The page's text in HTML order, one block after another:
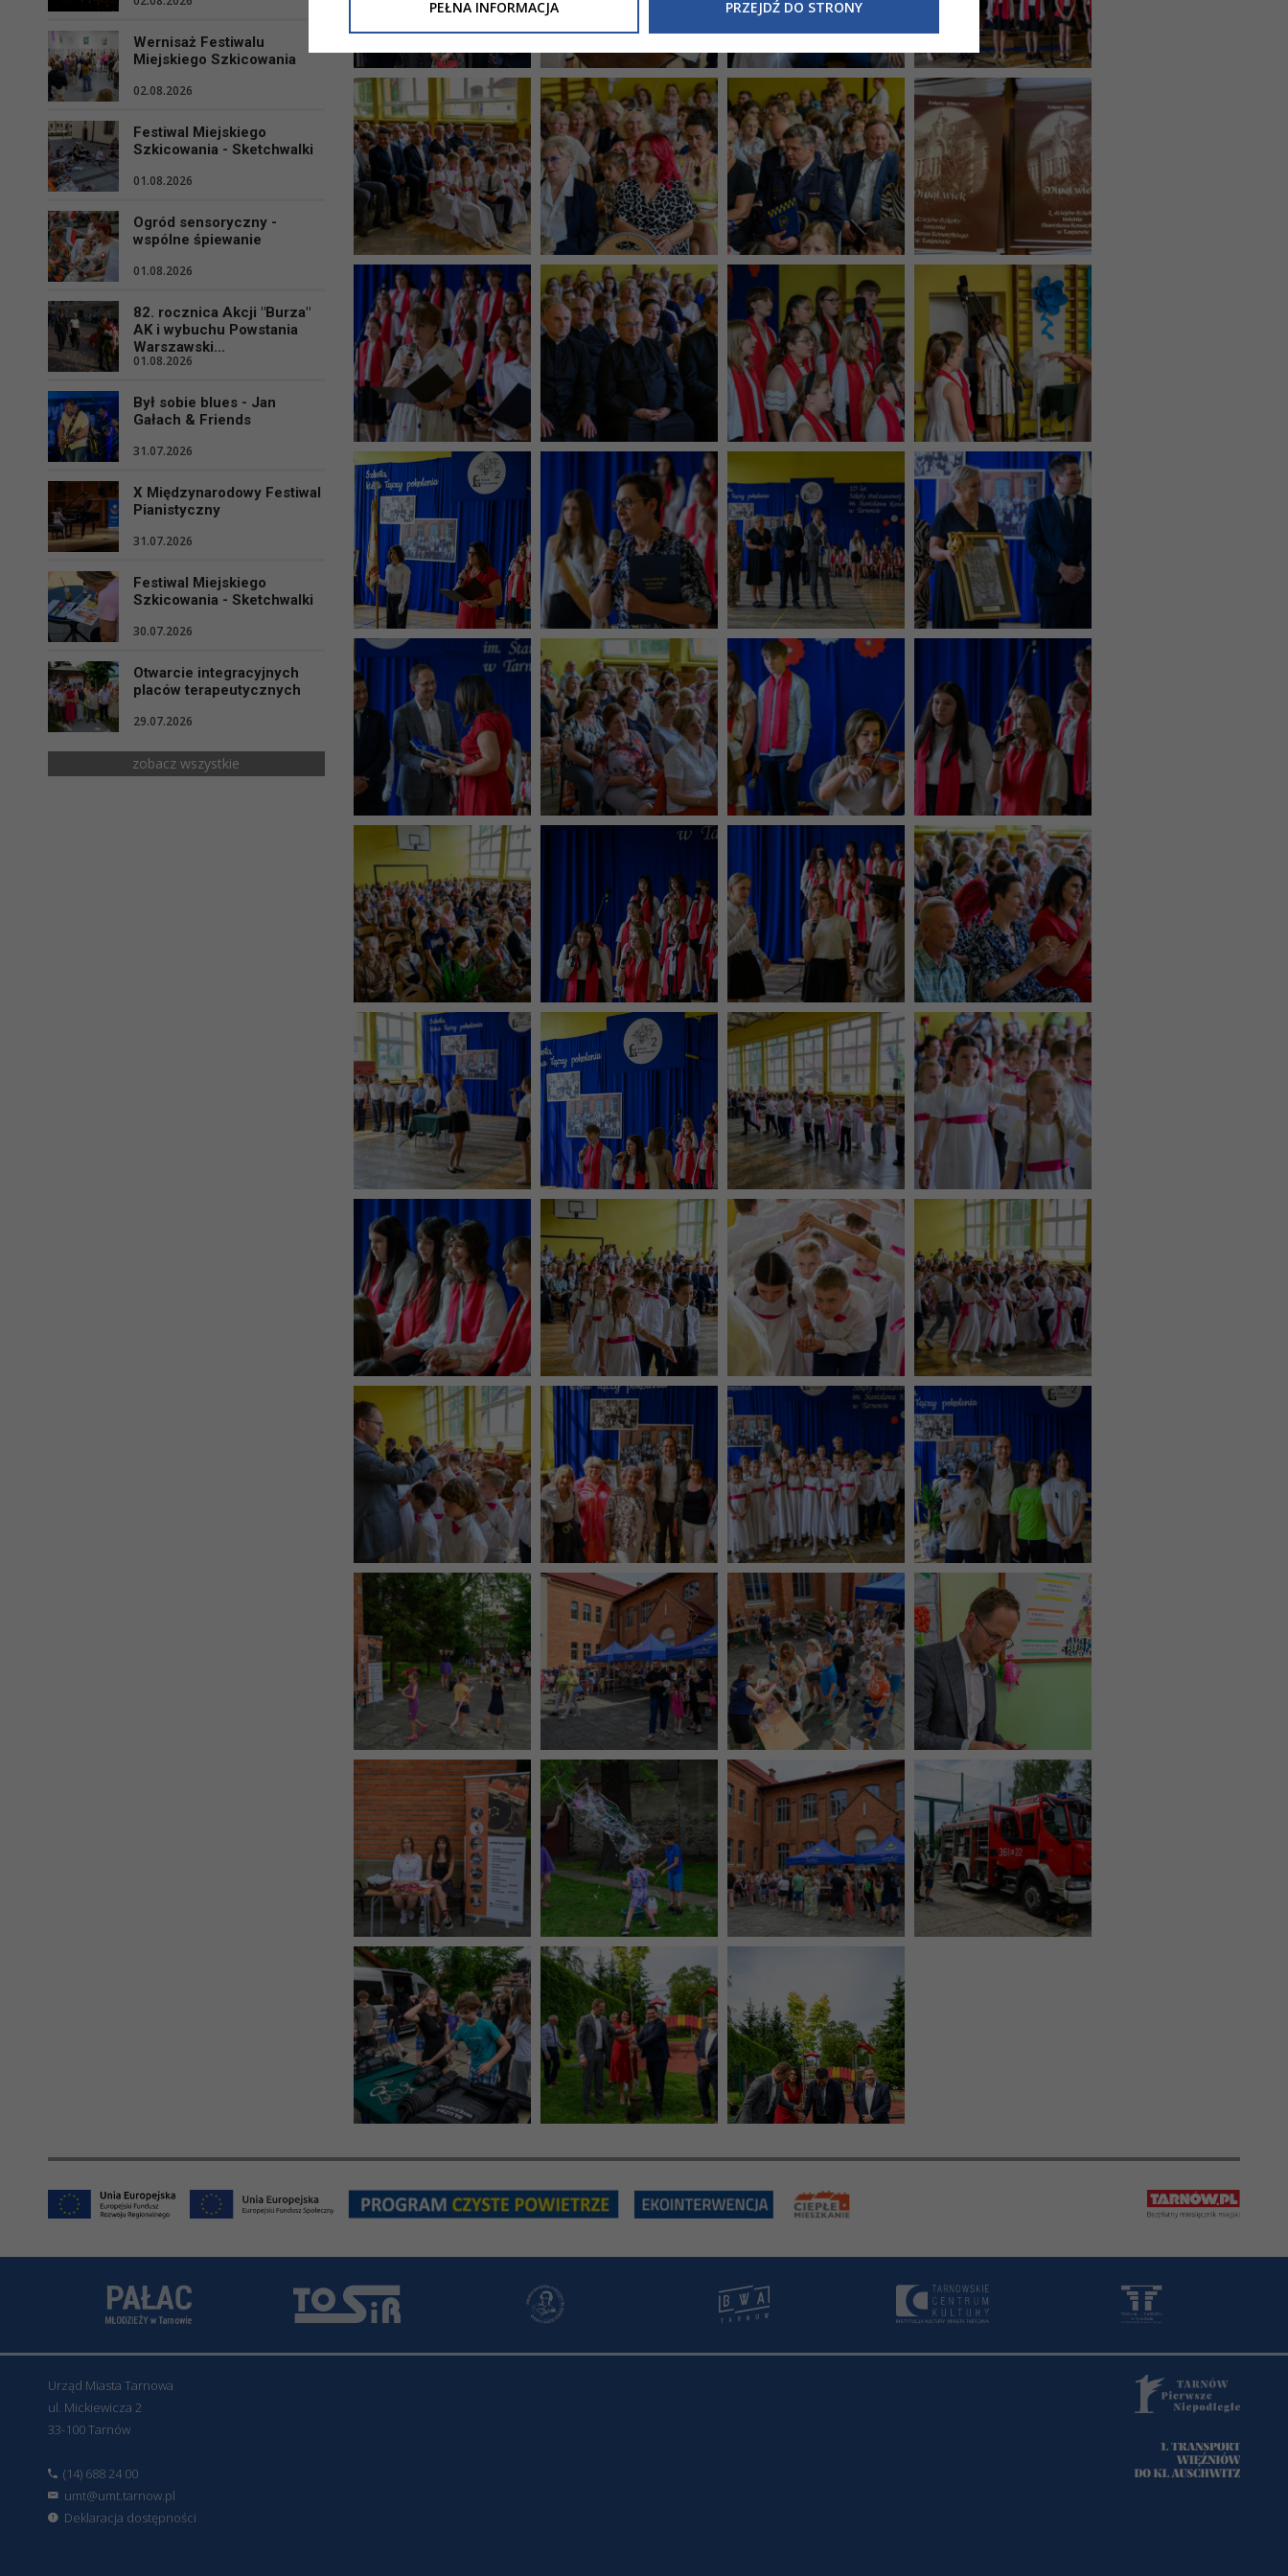
Wernisaż Festiwalu
Miejskiego Szkicowania
02.08.2026
Festiwal Miejskiego
Szkicowania - Sketchwalki
01.08.2026
Ogród sensoryczny -
wspólne śpiewanie
01.08.2026
82. rocznica Akcji "Burza"
AK i wybuchu Powstania
Warszawski...
01.08.2026
Był sobie blues - Jan
Gałach & Friends
31.07.2026
X Międzynarodowy Festiwal
Pianistyczny
31.07.2026
Festiwal Miejskiego
Szkicowania - Sketchwalki
30.07.2026
Otwarcie integracyjnych
placów terapeutycznych
29.07.2026
zobacz wszystkie
Urząd Miasta Tarnowa
ul. Mickiewicza 2
33-100 Tarnów
(14) 688 24 00
umt@umt.tarnow.pl
Deklaracja dostępności
Niniejsza informacja nie wymaga od Państwa żadnych dodatkowych działań.
PEŁNA INFORMACJA PRZEJDŹ DO STRONY